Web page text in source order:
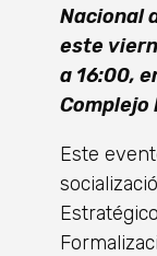
Nacional
este
a 16:00,
Complejo
Este